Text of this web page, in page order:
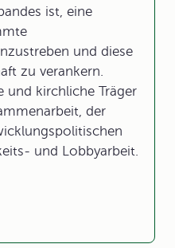
ist, eine
und diese
zu verankern.
und kirchliche Träger
der
und Lobbyarbeit.